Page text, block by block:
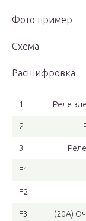
Фото пример
Схема
Расшифровка
1 Реле
2
3
F1
F2
F3 (20А)